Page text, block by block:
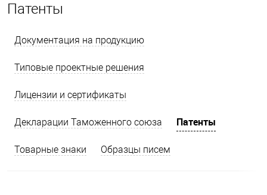
Патенты
Документация на продукцию
Типовые проектные решения
Лицензии и сертификаты
Декларации Таможенного союза Патенты
Товарные знаки Образцы писем